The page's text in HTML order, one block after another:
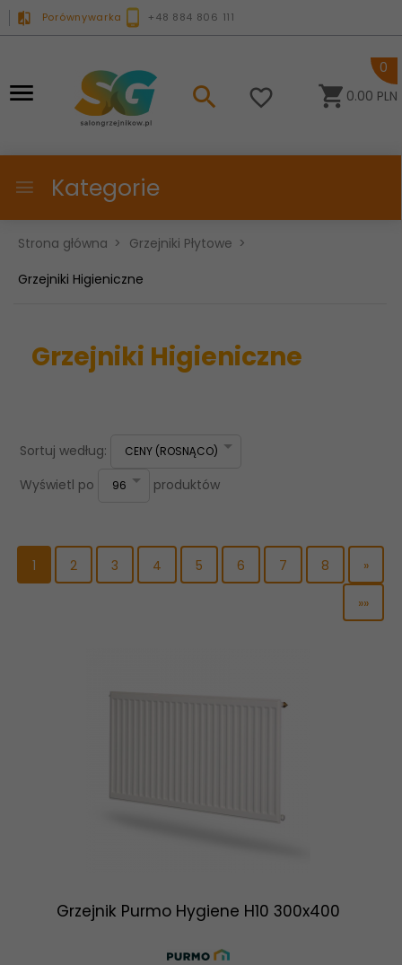
Porównywarka +48 884 806 111
0.00 PLN
0
Kategorie
Strona główna
Grzejniki Płytowe
Grzejniki Higieniczne
Grzejniki Higieniczne
Sortuj według: sortCENY (ROSNĄCO)
Wyświetl po pop96 produktów
1 2 3 4 5 6 7 8 »
»»
Grzejnik Purmo Hygiene H10 300x400